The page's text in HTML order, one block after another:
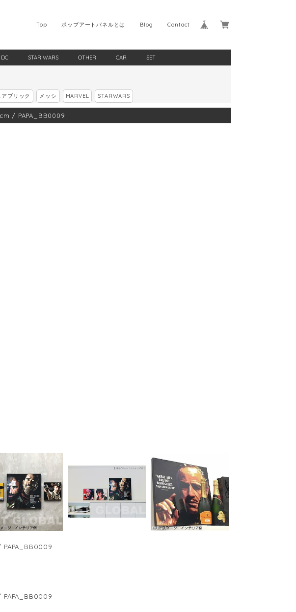
Contact
Blog
ポップアートパネルとは
Top
DC STAR WARS OTHER CAR SET
アブリック メッシ MARVEL STARWARS
/ PAPA_BB0009